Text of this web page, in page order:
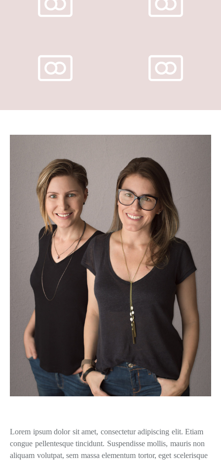
Lorem ipsum dolor sit amet, consectetur adipiscing elit. Etiam
congue pellentesque tincidunt. Suspendisse mollis, mauris non
aliquam volutpat, sem massa elementum tortor, eget scelerisque